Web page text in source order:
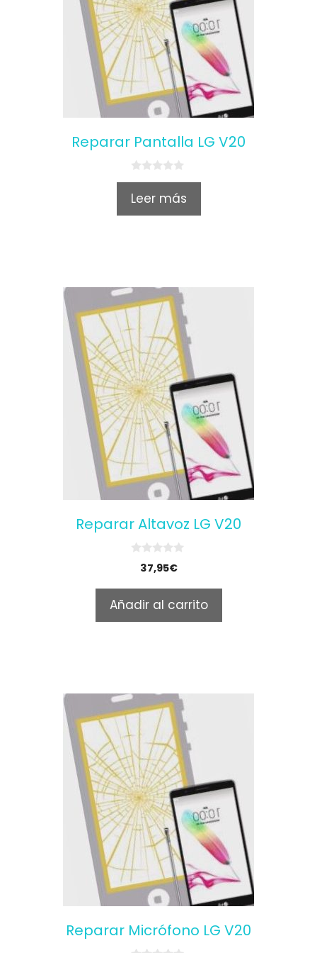
Reparar Pantalla LG V20
0
u
Leer más
Reparar Altavoz LG V20
o
f
5
37,95€
Añadir al carrito
Reparar Micrófono LG V20